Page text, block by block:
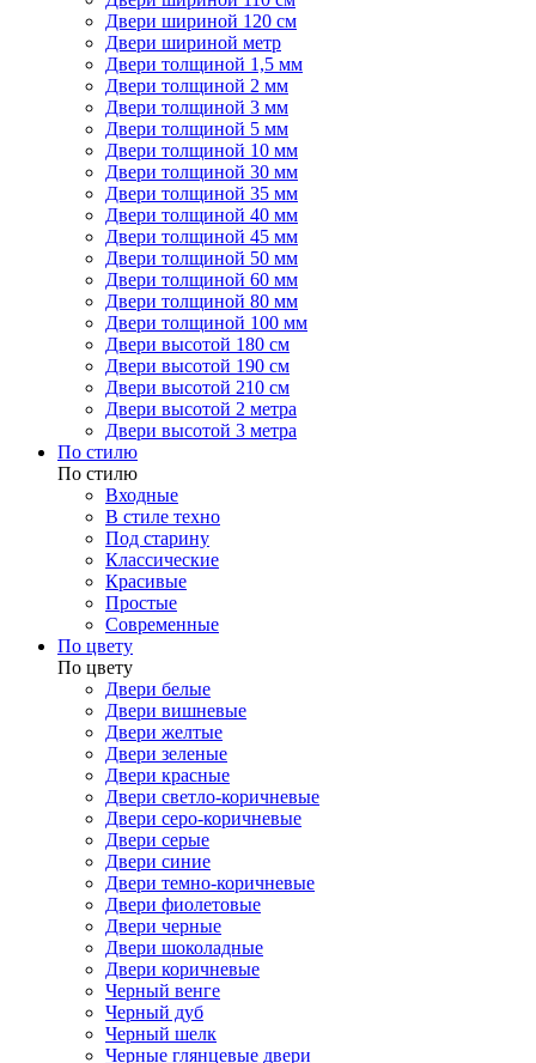
Двери шириной 120 см
Двери шириной метр
Двери толщиной 1,5 мм
Двери толщиной 2 мм
Двери толщиной 3 мм
Двери толщиной 5 мм
Двери толщиной 10 мм
Двери толщиной 30 мм
Двери толщиной 35 мм
Двери толщиной 40 мм
Двери толщиной 45 мм
Двери толщиной 50 мм
Двери толщиной 60 мм
Двери толщиной 80 мм
Двери толщиной 100 мм
Двери высотой 180 см
Двери высотой 190 см
Двери высотой 210 см
Двери высотой 2 метра
Двери высотой 3 метра
По стилю
По стилю
Входные
В стиле техно
Под старину
Классические
Красивые
Простые
Современные
По цвету
По цвету
Двери белые
Двери вишневые
Двери желтые
Двери зеленые
Двери красные
Двери светло-коричневые
Двери серо-коричневые
Двери серые
Двери синие
Двери темно-коричневые
Двери фиолетовые
Двери черные
Двери шоколадные
Двери коричневые
Черный венге
Черный дуб
Черный шелк
Черные глянцевые двери